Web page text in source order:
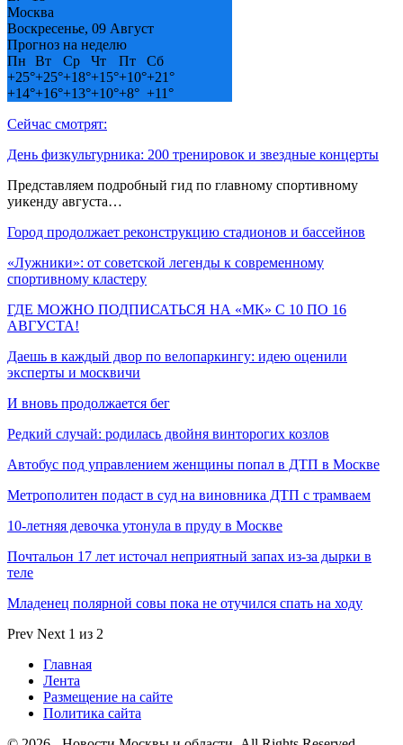
Москва
Воскресенье, 09 Август
Прогноз на неделю
Пн
Вт Ср Чт Пт
Сб
+25°+25°+18°+15°+10°+21°
+14°+16°+13°+10°+8° +11°
Сейчас смотрят:
День физкультурника: 200 тренировок и звездные концерты
Представляем подробный гид по главному спортивному
уикенду августа…
Город продолжает реконструкцию стадионов и бассейнов
«Лужники»: от советской легенды к современному
спортивному кластеру
ГДЕ МОЖНО ПОДПИСАТЬСЯ НА «МК» С 10 ПО 16
АВГУСТА!
Даешь в каждый двор по велопаркингу: идею оценили
эксперты и москвичи
И вновь продолжается бег
Редкий случай: родилась двойня винторогих козлов
Автобус под управлением женщины попал в ДТП в Москве
Метрополитен подаст в суд на виновника ДТП с трамваем
10-летняя девочка утонула в пруду в Москве
Почтальон 17 лет источал неприятный запах из-за дырки в
теле
Младенец полярной совы пока не отучился спать на ходу
Prev Next 1 из 2
Главная
Лента
Размещение на сайте
Политика сайта